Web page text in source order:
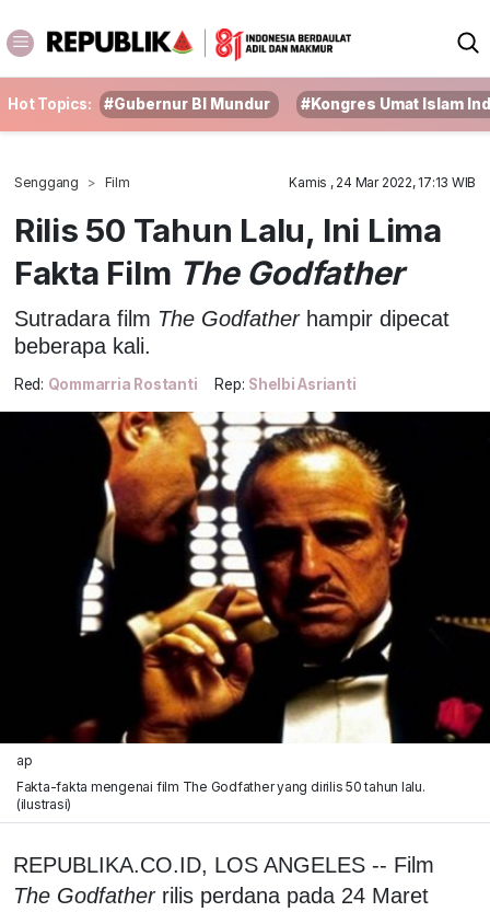
Hot Topics: #Gubernur BI Mundur #Kongres Umat Islam
Senggang Film Kamis , 24 Mar 2022, 17:13 WIB
Rilis 50 Tahun Lalu, Ini Lima
Fakta Film The Godfather
Sutradara film The Godfatherhampir dipecat
beberapa kali.
Red: Qommarria Rostanti Rep: Shelbi Asrianti
ap
Fakta-fakta mengenai film The Godfather yang dirilis 50 tahun lalu.
(ilustrasi)
REPUBLIKA.CO.ID, LOS ANGELES -- Film
The Godfatherrilis perdana pada 24 Maret